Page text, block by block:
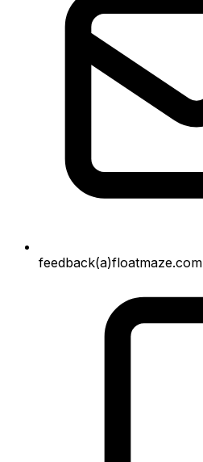
feedback(a)floatmaze.com